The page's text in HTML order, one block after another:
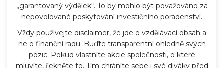
„garantovaný výdělek“. To by mohlo být považováno za
nepovolované poskytování investičního poradenství.
Vždy používejte disclaimer, že jde o vzdělávací obsah a
ne o finanční radu. Buďte transparentní ohledně svých
pozic. Pokud vlastníte akcie společnosti, o které
mluvíte, řekněte to. Tím chráníte sebe i své diváky před